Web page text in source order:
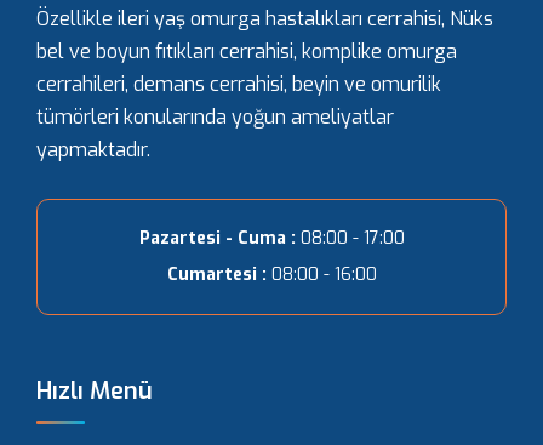
Özellikle ileri yaş omurga hastalıkları cerrahisi, Nüks
bel ve boyun fıtıkları cerrahisi, komplike omurga
cerrahileri, demans cerrahisi, beyin ve omurilik
tümörleri konularında yoğun ameliyatlar
yapmaktadır.
Pazartesi - Cuma : 08:00 - 17:00
Cumartesi : 08:00 - 16:00
Hızlı Menü